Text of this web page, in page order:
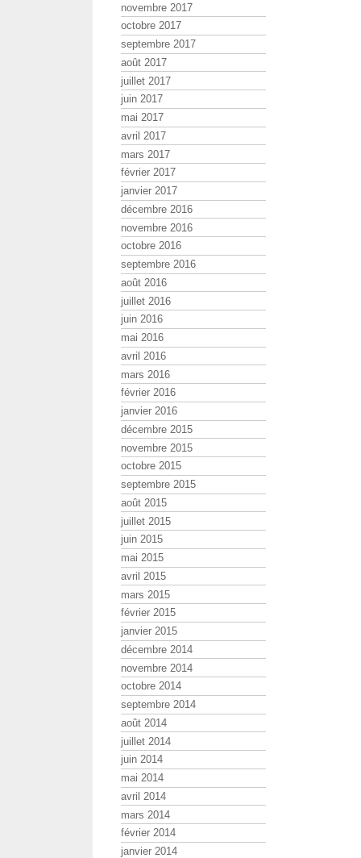
novembre 2017
octobre 2017
septembre 2017
août 2017
juillet 2017
juin 2017
mai 2017
avril 2017
mars 2017
février 2017
janvier 2017
décembre 2016
novembre 2016
octobre 2016
septembre 2016
août 2016
juillet 2016
juin 2016
mai 2016
avril 2016
mars 2016
février 2016
janvier 2016
décembre 2015
novembre 2015
octobre 2015
septembre 2015
août 2015
juillet 2015
juin 2015
mai 2015
avril 2015
mars 2015
février 2015
janvier 2015
décembre 2014
novembre 2014
octobre 2014
septembre 2014
août 2014
juillet 2014
juin 2014
mai 2014
avril 2014
mars 2014
février 2014
janvier 2014